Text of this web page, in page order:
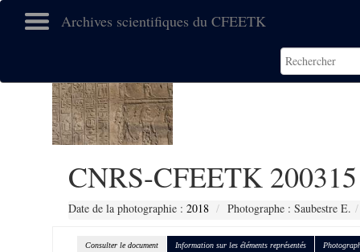
Archives scientifiques du CFEETK
CNRS-CFEETK 200315
Date de la photographie : 2018 Photographe : Saubestre E.
Consulter le document Information sur les éléments représentés